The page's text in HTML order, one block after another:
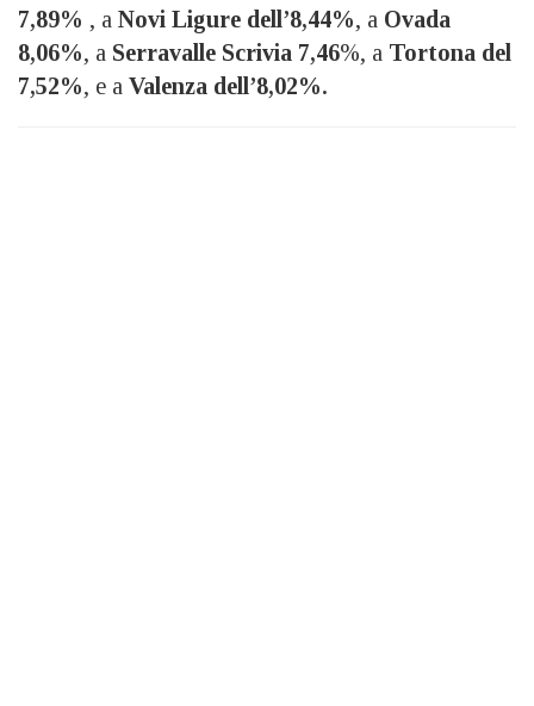
7,89% , a Novi Ligure dell’8,44%, a Ovada
8,06%, a Serravalle Scrivia 7,46%, a Tortona del
7,52%, e a Valenza dell’8,02%.